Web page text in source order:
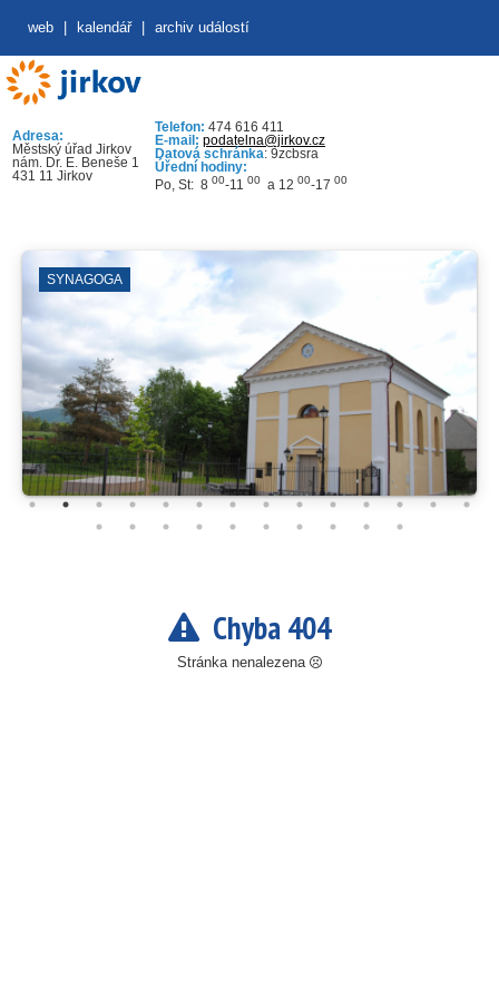
web kalendář archiv událostí
Adresa:
Městský úřad Jirkov
nám. Dr. E. Beneše 1
431 11 Jirkov
Telefon: 474 616 411
E-mail: podatelna@jirkov.cz
Datová schránka: 9zcbsra
Úřední hodiny:
Po, St: 8 00-11 00 a 12 00-17 00
SYNAGOGA
Chyba 404
Stránka nenalezena